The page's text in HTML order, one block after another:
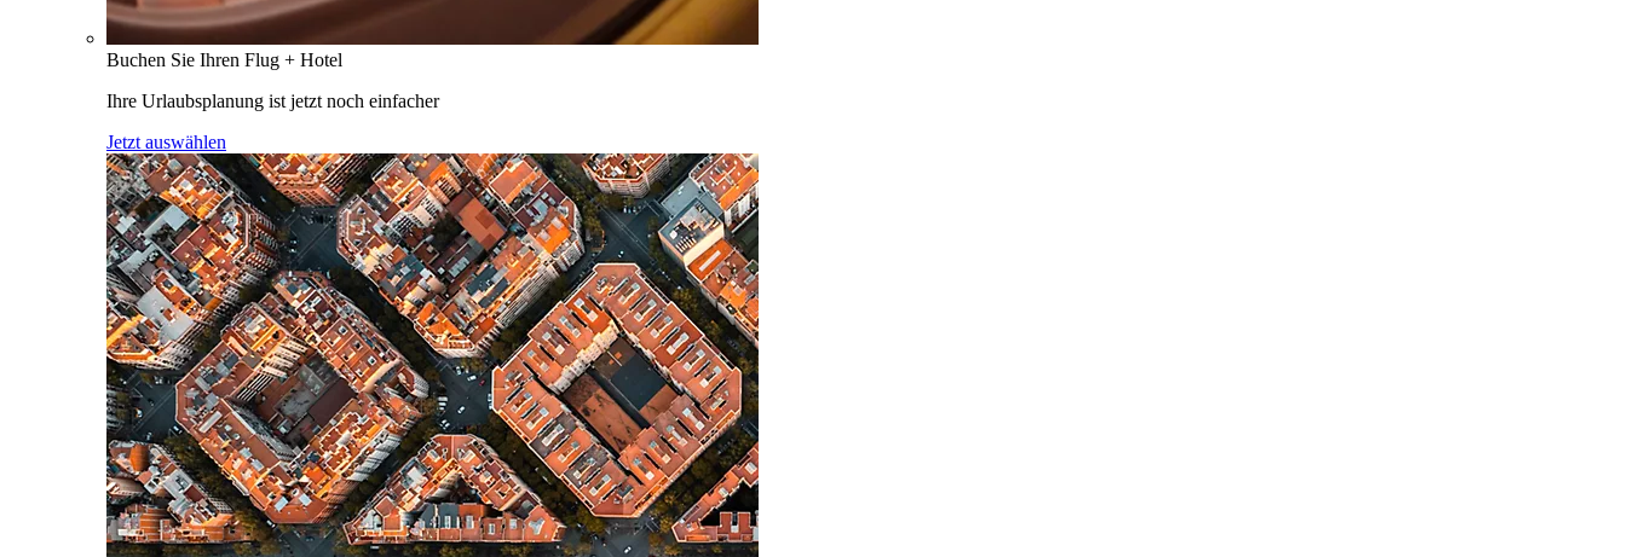
Buchen Sie Ihren Flug + Hotel
Ihre Urlaubsplanung ist jetzt noch einfacher
Jetzt auswählen